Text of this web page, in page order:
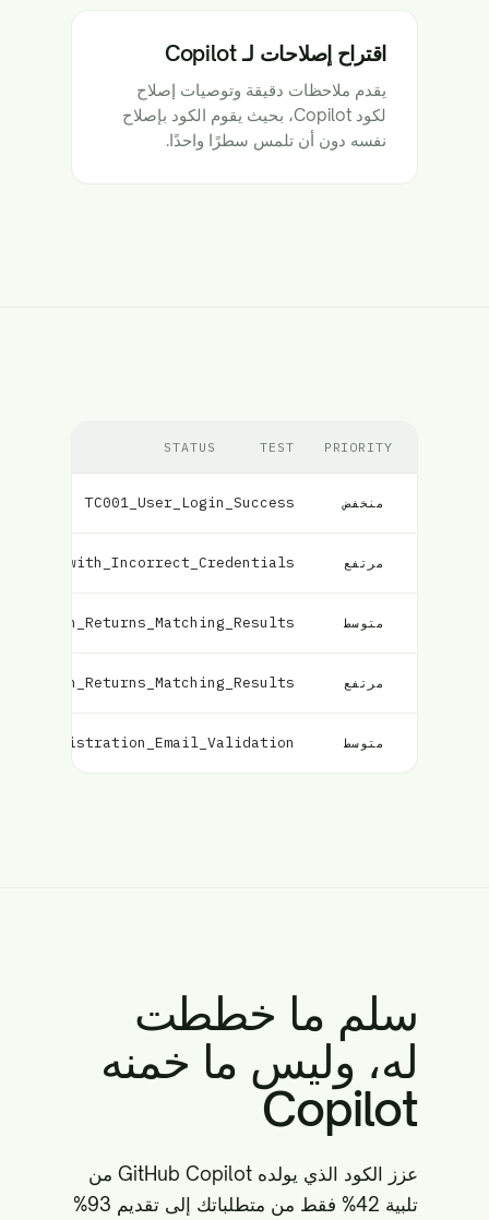
اقتراح إصلاحات لـ Copilot
يقدم ملاحظات دقيقة وتوصيات إصلاح
لكود Copilot، بحيث يقوم الكود بإصلاح
نفسه دون أن تلمس سطرًا واحدًا.
PRIORITY
TEST
STATUS
منخفض TC001_User_Login_Success
مرتفع
متوسط
مرتفع
متوسط
سلم ما خططت
له، وليس ما خمنه
Copilot
عزز الكود الذي يولده GitHub Copilot من
تلبية 42% فقط من متطلباتك إلى تقديم 93%